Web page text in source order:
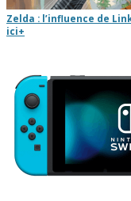
Zelda : l’influence de
ici+